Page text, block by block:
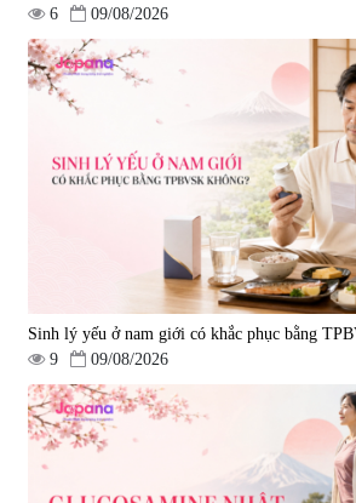
Tẩy tế bào chết Nichiei Bussan
Nano NMN+ Peeling Gel
1.490.000 đ
Viên
mạch,
&
980.000 đ
Viên uống bổ gan Ribeto Shoji
Hepaclean 60 viên
690.000 đ
Viên
vị đĩa
1.600.000 đ
6
09/08/2026
Sinh lý yếu ở nam giới có khắc phục bằng
9
09/08/2026